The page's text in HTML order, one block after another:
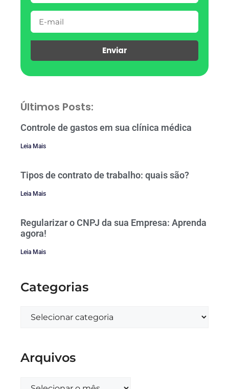
Enviar
Últimos Posts:
Controle de gastos em sua clínica médica
Leia Mais
Tipos de contrato de trabalho: quais são?
Leia Mais
Regularizar o CNPJ da sua Empresa: Aprenda
agora!
Leia Mais
Categorias
Arquivos